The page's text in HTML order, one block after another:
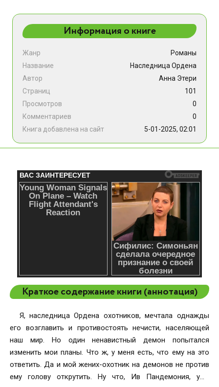
Информация о книге
Жанр
Романы
Название
Наследница Ордена
Автор
Анна Этери
Страниц
101
Просмотров
0
Комментариев
0
Книга добавлена на сайт
5-01-2025, 02:01
Краткое содержание книги (аннотация)
Я, наследница Ордена охотников, мечтала однажды
его возглавить и противостоять нечисти, населяющей
наш мир. Но один ненавистный демон попытался
изменить мои планы. Что ж, у меня есть, что ему на это
ответить. Да и мой жених-охотник на демонов не против
ему голову открутить. Ну что, Ив Пандемония, уже